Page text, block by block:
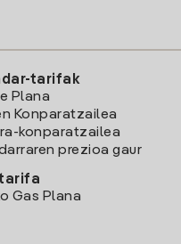
tarifak
Plana
Konparatzailea
konparatzailea
prezioa gaur
Gas Plana